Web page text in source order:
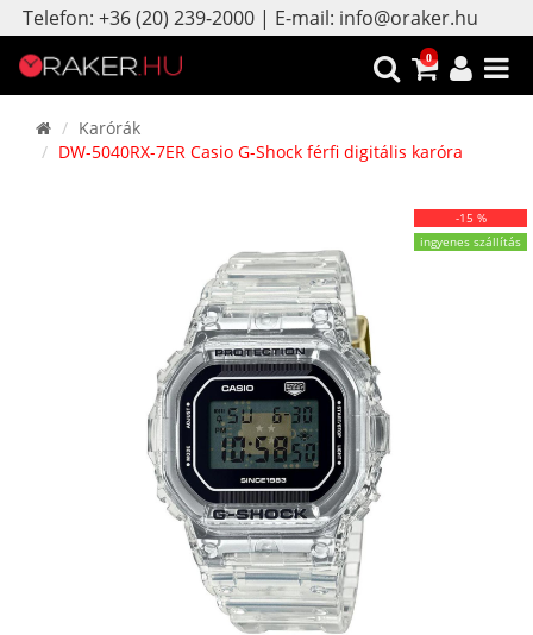
Telefon: +36 (20) 239-2000 | E-mail: info@oraker.hu
0
Karórák
DW-5040RX-7ER Casio G-Shock férfi digitális karóra
-15 %
ingyenes szállítás